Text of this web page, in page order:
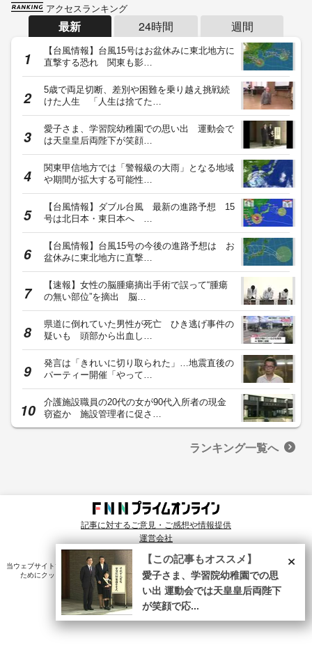
アクセスランキング
最新 24時間 週間
【台風情報】台風15号はお盆休みに東北地方に
直撃する恐れ 関東も影…
5歳で両足切断、差別や困難を乗り越え挑戦続
けた人生 「人生は捨てた…
愛子さま、学習院幼稚園での思い出 運動会で
は天皇皇后両陛下が笑顔…
関東甲信地方では「警報級の大雨」となる地域
や期間が拡大する可能性…
【台風情報】ダブル台風 最新の進路予想 15
号は北日本・東日本へ …
【台風情報】台風15号の今後の進路予想は お
盆休みに東北地方に直撃…
【速報】女性の脳腫瘍摘出手術で誤って“腫瘍
の無い部位”を摘出 脳…
県道に倒れていた男性が死亡 ひき逃げ事件の
疑いも 頭部から出血し…
発言は「きれいに切り取られた」…地震直後の
パーティー開催「やって…
介護施設職員の20代の女が90代入所者の現金
窃盗か 施設管理者に促さ…
ランキング一覧へ
記事に対するご意見・ご感想や情報提供
運営会社
© Fuji News Network, Inc. All rights reserved.
当ウェブサイトでは、ユーザのニーズ・興味・関⼼に合致したコンテンツや広告配信を提供する
ためにクッキーを使⽤しています。詳細は、プライバシーポリシーをご確認ください。
×
【この記事もオススメ】
愛子さま、学習院幼稚園での思
い出 運動会では天皇皇后両陛下
が笑顔で応...